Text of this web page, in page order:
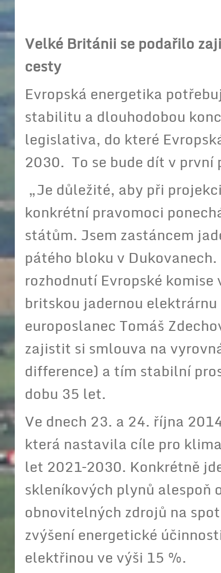
Velké Británii se podařilo
cesty
Evropská energetika
stabilitu a dlouhodobou
legislativa, do které
2030. To se bude dít v
„Je důležité, aby při
konkrétní pravomoci
státům. Jsem zastáncem
pátého bloku v
rozhodnutí Evropské
britskou jadernou
europoslanec Tomáš
zajistit si smlouva na
difference) a tím stabilní
dobu 35 let.
Ve dnech 23. a 24. října
která nastavila cíle pro
let 2021–2030. Konkrétně
skleníkových plynů alespoň
obnovitelných zdrojů na
zvýšení energetické
elektřinou ve výši 15 %.